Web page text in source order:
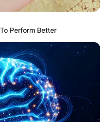
cobram Aposentadoria, 3
horas semanais.
de todo o Brasil
3 salários,
e 30 horas
Perform Better